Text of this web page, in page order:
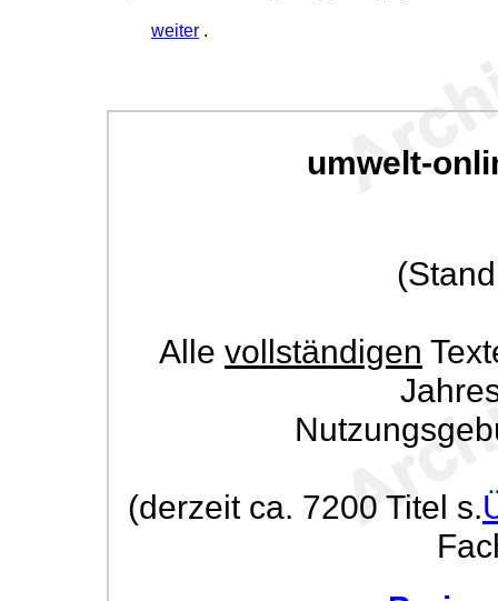
weiter .
umwelt-
Alle vollständigen
(derzeit ca. 7200 Titel s.